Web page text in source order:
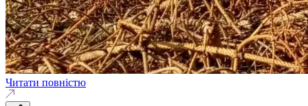
Читати повністю